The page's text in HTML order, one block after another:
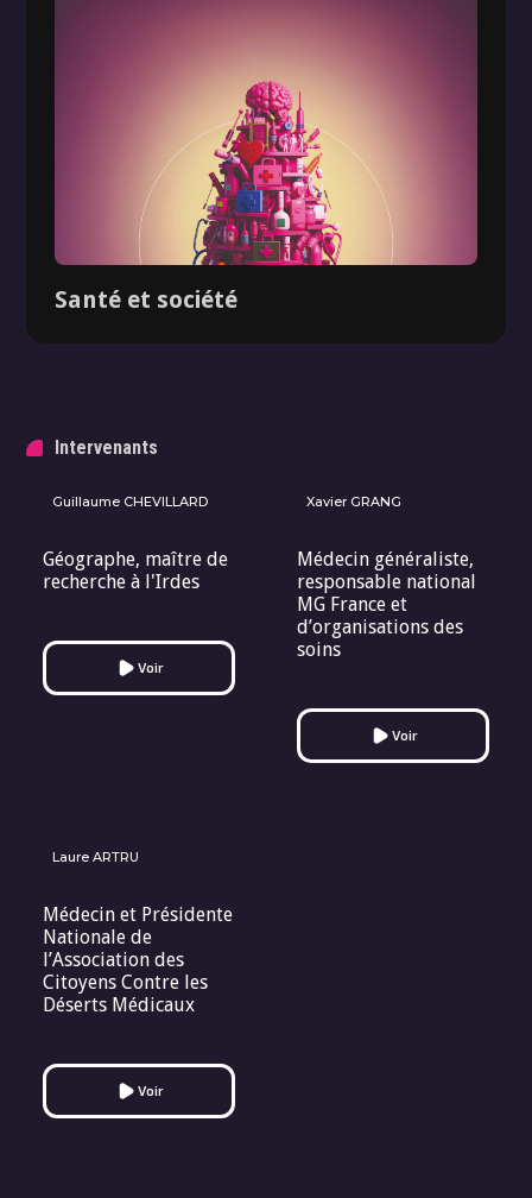
Santé et société
Intervenants
Guillaume CHEVILLARD
Géographe, maître de
recherche à l'Irdes
Voir
Xavier GRANG
Médecin généraliste,
responsable national
MG France et
d’organisations des
soins
Voir
Laure ARTRU
Médecin et Présidente
Nationale de
l’Association des
Citoyens Contre les
Déserts Médicaux
Voir